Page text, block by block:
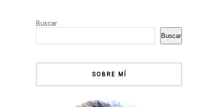
Buscar
Buscar
SOBRE MÍ